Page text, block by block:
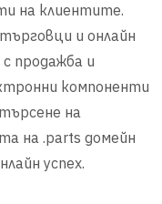
на клиентите.
и онлайн
продажба и
компоненти
на
на .parts домейн
успех.